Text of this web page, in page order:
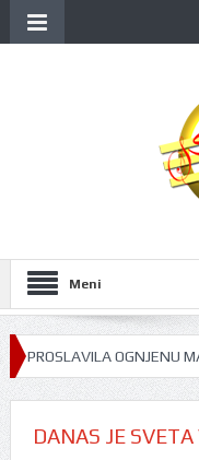
Meni
OGNJENU MARIJU
DANAS JE